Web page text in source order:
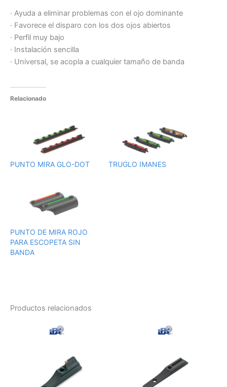
· Ayuda a eliminar problemas con el ojo dominante
· Favorece el disparo con los dos ojos abiertos
· Perfil muy bajo
· Instalación sencilla
· Universal, se acopla a cualquier tamaño de banda
Relacionado
PUNTO MIRA GLO-DOT TRUGLO IMANES
PUNTO DE MIRA ROJO
PARA ESCOPETA SIN
BANDA
Productos relacionados